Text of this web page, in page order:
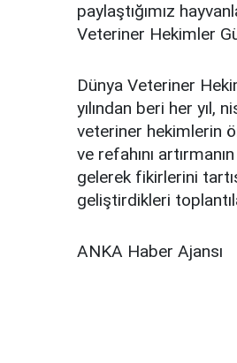
paylaştığımız
Veteriner Hekimler
Dünya Veteriner
yılından beri her yıl,
veteriner hekimlerin
ve refahını
gelerek fikirlerini
geliştirdikleri
ANKA Haber Ajansı